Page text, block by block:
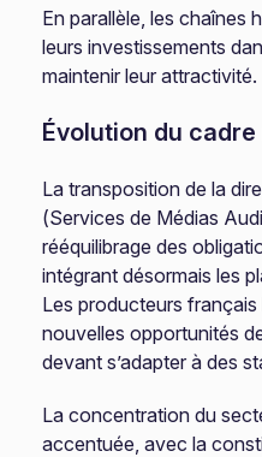
En parallèle, les chaînes
leurs investissements
maintenir leur attractivité.
Évolution du
La transposition de la
(Services de Médias
rééquilibrage des
intégrant désormais les
Les producteurs
nouvelles opportunités
devant s’adapter à des
La concentration du
accentuée, avec la